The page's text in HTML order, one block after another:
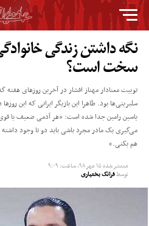
نگه داشتن زندگی
سخت است؟
توییت معنادار مهناز افشار در آخرین روزهای
سلبریتی‌ها بود. ظاهرا این بازیگر ایرانی که این
یاسین رامین جدا شده است: «هر آدمی ضعیف یا
می‌گیری یک مادر مجرد باشی باید دو تا وجود
هم بکنی.»
منتشر شده۱۵ مهر ۹۸, ساعت: ۹:۰۹
توسطفرانک بختیاری